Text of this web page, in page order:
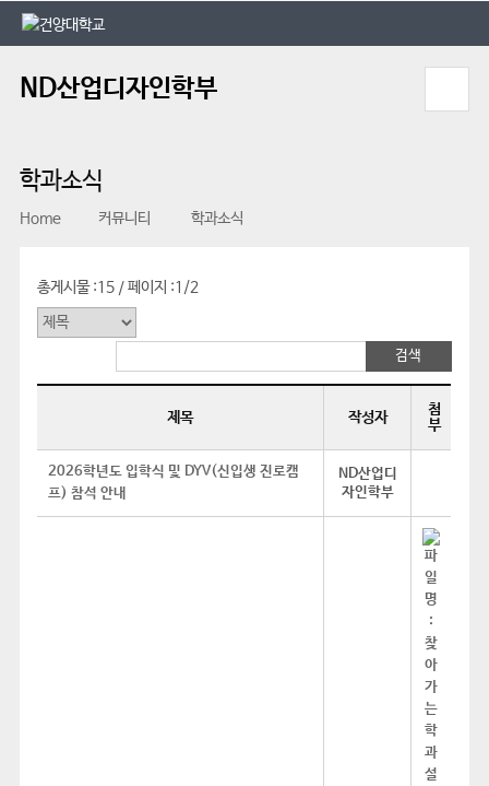
본문 바로가기
대메뉴 바로가기
ND산업디자인학부
학과소식
Home 커뮤니티 학과소식
총게시물 :15 /페이지 :1/2
제목 작성자
첨
부
2026학년도 입학식 및 DYV(신입생 진로캠
프) 참석 안내
ND산업디
자인학부